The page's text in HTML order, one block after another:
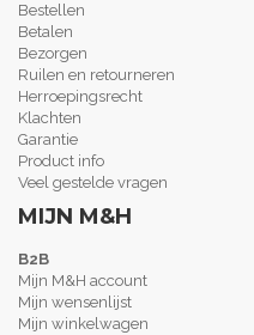
Bestellen
Betalen
Bezorgen
Ruilen en retourneren
Herroepingsrecht
Klachten
Garantie
Product info
Veel gestelde vragen
MIJN M&H
B2B
Mijn M&H account
Mijn wensenlijst
Mijn winkelwagen